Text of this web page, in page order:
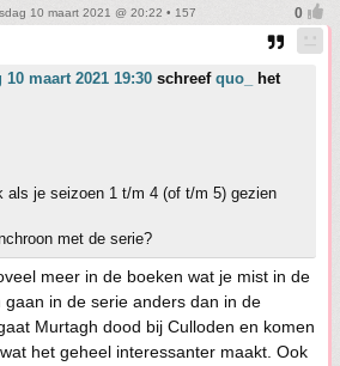
10 maart 2021 @ 20:22 • 157
10 maart 2021 19:30 schreef quo_
het
als je seizoen 1 t/m 4 (of t/m 5) gezien
met de serie?
meer in de boeken wat je mist in de
in de serie anders dan in de
Murtagh dood bij Culloden en komen
het geheel interessanter maakt. Ook